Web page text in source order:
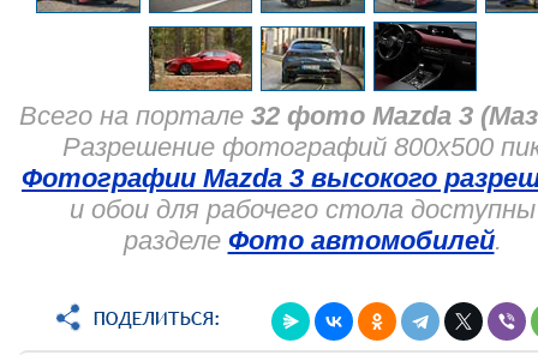
Всего на портале 32 фото Mazda 3
Разрешение фотографий 800x500
Фотографии Mazda 3 высокого
и обои для рабочего стола
разделе Фото автомобилей.